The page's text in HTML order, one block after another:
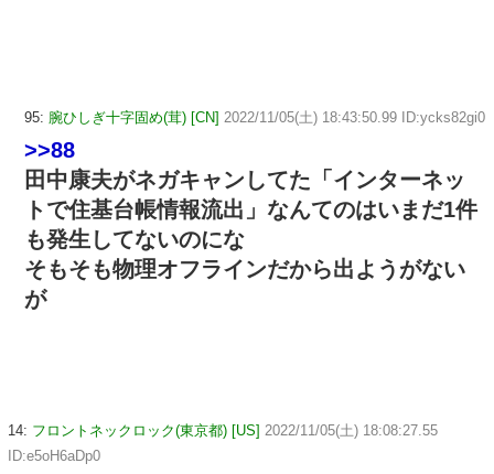
95: 腕ひしぎ十字固め(茸) [CN] 2022/11/05(土) 18:43:50.99 ID:ycks82gi0
>>88
田中康夫がネガキャンしてた「インターネッ
トで住基台帳情報流出」なんてのはいまだ1件
も発生してないのにな
そもそも物理オフラインだから出ようがない
が
14: フロントネックロック(東京都) [US] 2022/11/05(土) 18:08:27.55
ID:e5oH6aDp0